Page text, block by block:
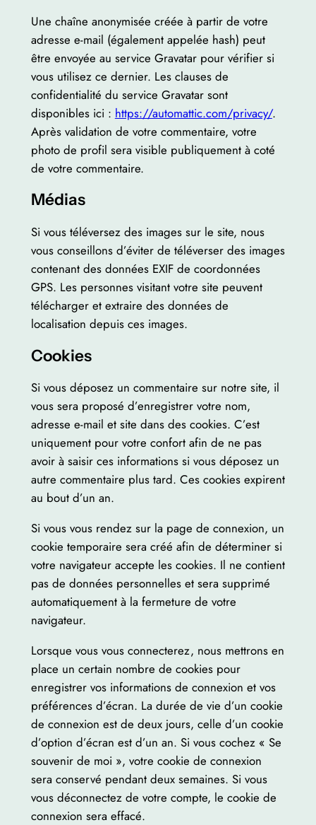
Une chaîne anonymisée créée à partir de votre
adresse e-mail (également appelée hash) peut
être envoyée au service Gravatar pour vérifier si
vous utilisez ce dernier. Les clauses de
confidentialité du service Gravatar sont
disponibles ici : https://automattic.com/privacy/.
Après validation de votre commentaire, votre
photo de profil sera visible publiquement à coté
de votre commentaire.
Médias
Si vous téléversez des images sur le site, nous
vous conseillons d’éviter de téléverser des images
contenant des données EXIF de coordonnées
GPS. Les personnes visitant votre site peuvent
télécharger et extraire des données de
localisation depuis ces images.
Cookies
Si vous déposez un commentaire sur notre site, il
vous sera proposé d’enregistrer votre nom,
adresse e-mail et site dans des cookies. C’est
uniquement pour votre confort afin de ne pas
avoir à saisir ces informations si vous déposez un
autre commentaire plus tard. Ces cookies expirent
au bout d’un an.
Si vous vous rendez sur la page de connexion, un
cookie temporaire sera créé afin de déterminer si
votre navigateur accepte les cookies. Il ne contient
pas de données personnelles et sera supprimé
automatiquement à la fermeture de votre
navigateur.
Lorsque vous vous connecterez, nous mettrons en
place un certain nombre de cookies pour
enregistrer vos informations de connexion et vos
préférences d’écran. La durée de vie d’un cookie
de connexion est de deux jours, celle d’un cookie
d’option d’écran est d’un an. Si vous cochez « Se
souvenir de moi », votre cookie de connexion
sera conservé pendant deux semaines. Si vous
vous déconnectez de votre compte, le cookie de
connexion sera effacé.